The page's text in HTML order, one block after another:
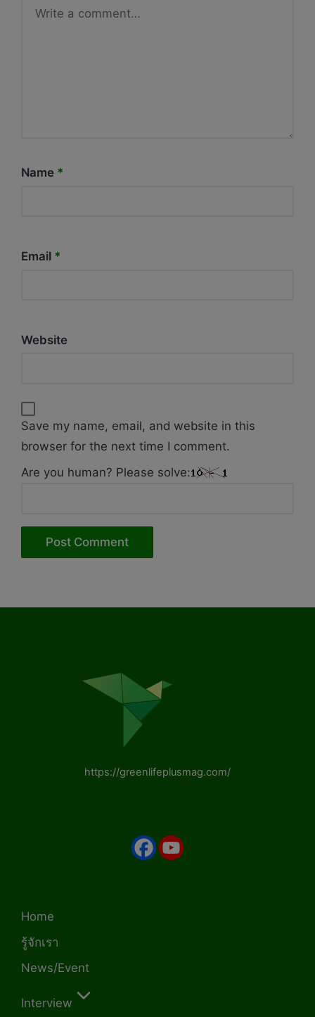
Name *
Email *
Website
Save my name, email, and website in this
browser for the next time I comment.
Are you human? Please solve:
https://greenlifeplusmag.com/
Home
รู้จักเรา
News/Event
Interview